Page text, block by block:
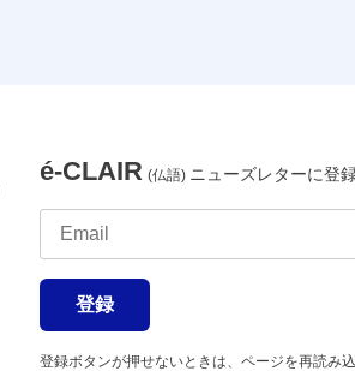
é-CLAIR (仏語) ニューズレターに登
登録
登録ボタンが押せないときは、ページを再読み